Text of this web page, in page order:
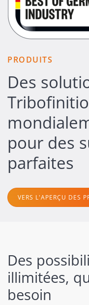
PRODUITS
Des
pour des
parfaites
VERS L'APERÇU DES
Des
illimitées,
besoin